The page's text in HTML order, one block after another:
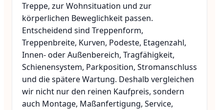
Treppe, zur Wohnsituation und zur
körperlichen Beweglichkeit passen.
Entscheidend sind Treppenform,
Treppenbreite, Kurven, Podeste, Etagenzahl,
Innen- oder Außenbereich, Tragfähigkeit,
Schienensystem, Parkposition, Stromanschluss
und die spätere Wartung. Deshalb vergleichen
wir nicht nur den reinen Kaufpreis, sondern
auch Montage, Maßanfertigung, Service,